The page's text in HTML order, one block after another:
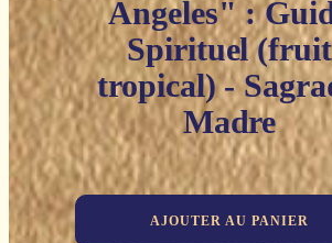
Angeles" :
Spirituel (fruit
tropical) -
Madre
AJOUTER AU PANIER